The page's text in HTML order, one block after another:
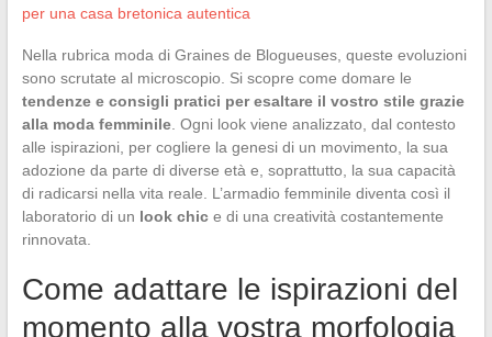
per una casa bretonica autentica
Nella rubrica moda di Graines de Blogueuses, queste evoluzioni
sono scrutate al microscopio. Si scopre come domare le
tendenze e consigli pratici per esaltare il vostro stile grazie
alla moda femminile. Ogni look viene analizzato, dal contesto
alle ispirazioni, per cogliere la genesi di un movimento, la sua
adozione da parte di diverse età e, soprattutto, la sua capacità
di radicarsi nella vita reale. L’armadio femminile diventa così il
laboratorio di un look chice di una creatività costantemente
rinnovata.
Come adattare le ispirazioni del
momento alla vostra morfologia